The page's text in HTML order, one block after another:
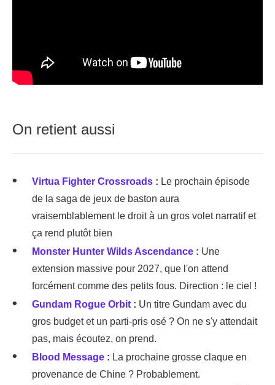
On retient aussi
Virtua Fighter Crossroads : Le prochain épisode
de la saga de jeux de baston aura
vraisemblablement le droit à un gros volet narratif et
ça rend plutôt bien
Monster Hunter Wilds Ascendance : Une
extension massive pour 2027, que l'on attend
forcément comme des petits fous. Direction : le ciel !
Gundam Rogue Orbit : Un titre Gundam avec du
gros budget et un parti-pris osé ? On ne s'y attendait
pas, mais écoutez, on prend.
Blood Message : La prochaine grosse claque en
provenance de Chine ? Probablement.